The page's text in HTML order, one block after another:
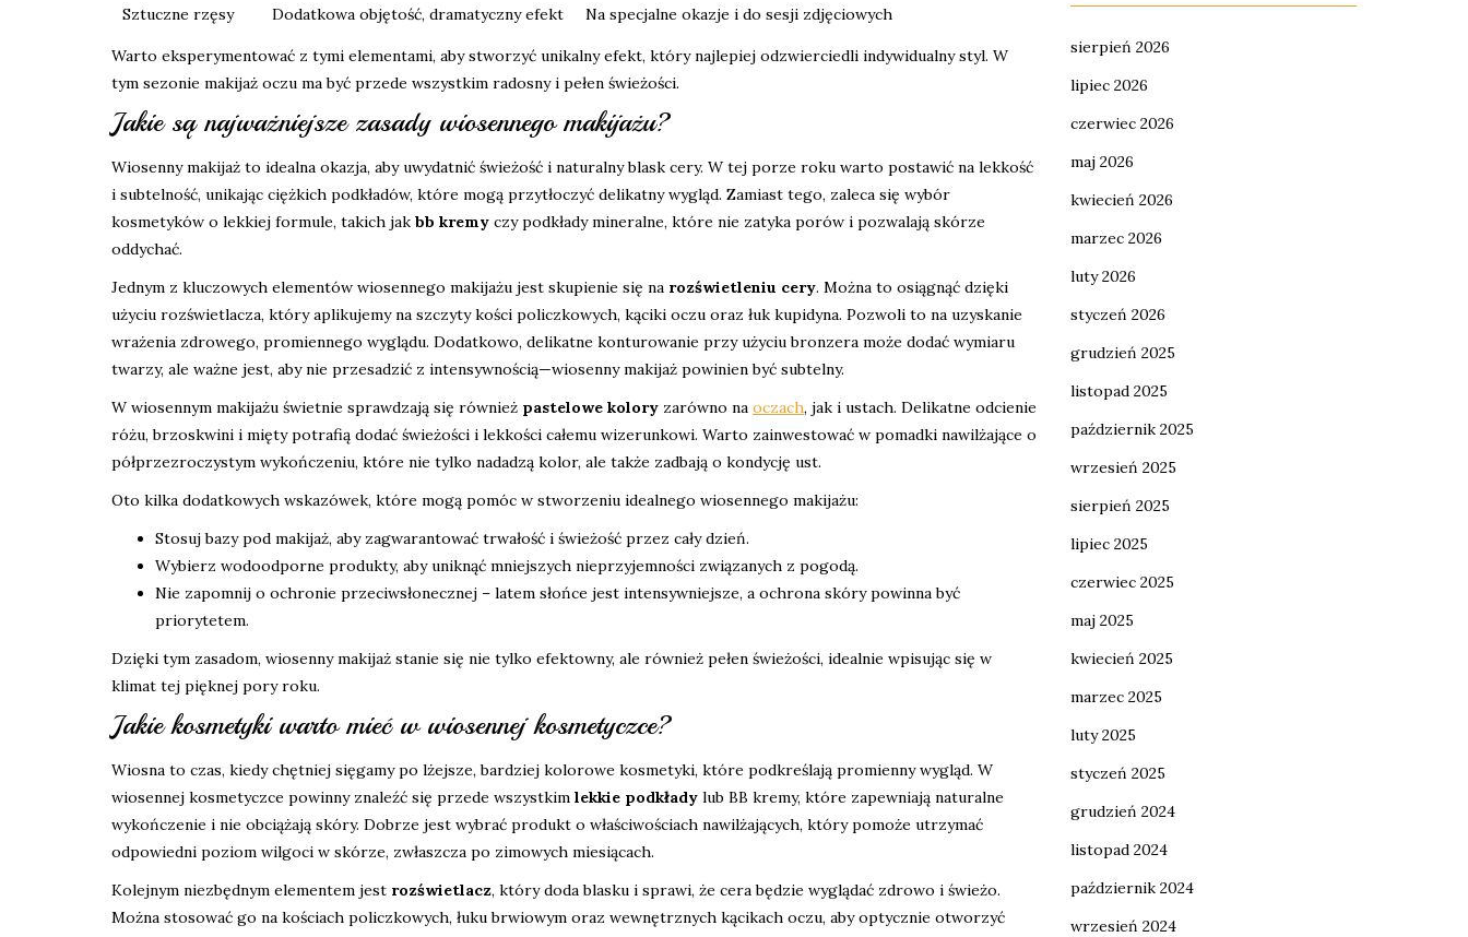
Sztuczne rzęsy
Dodatkowa objętość, dramatyczny efekt Na specjalne okazje i do sesji zdjęciowych
Warto eksperymentować z tymi elementami, aby stworzyć unikalny efekt, który najlepiej odzwierciedli indywidualny styl. W
tym sezonie makijaż oczu ma być przede wszystkim radosny i pełen świeżości.
Jakie są najważniejsze zasady wiosennego makijażu?
Wiosenny makijaż to idealna okazja, aby uwydatnić świeżość i naturalny blask cery. W tej porze roku warto postawić na lekkość
i subtelność, unikając ciężkich podkładów, które mogą przytłoczyć delikatny wygląd. Zamiast tego, zaleca się wybór
kosmetyków o lekkiej formule, takich jak bb kremy czy podkłady mineralne, które nie zatyka porów i pozwalają skórze
oddychać.
Jednym z kluczowych elementów wiosennego makijażu jest skupienie się na rozświetleniu cery. Można to osiągnąć dzięki
użyciu rozświetlacza, który aplikujemy na szczyty kości policzkowych, kąciki oczu oraz łuk kupidyna. Pozwoli to na uzyskanie
wrażenia zdrowego, promiennego wyglądu. Dodatkowo, delikatne konturowanie przy użyciu bronzera może dodać wymiaru
twarzy, ale ważne jest, aby nie przesadzić z intensywnością—wiosenny makijaż powinien być subtelny.
W wiosennym makijażu świetnie sprawdzają się również pastelowe kolory zarówno na oczach, jak i ustach. Delikatne odcienie
różu, brzoskwini i mięty potrafią dodać świeżości i lekkości całemu wizerunkowi. Warto zainwestować w pomadki nawilżające o
półprzezroczystym wykończeniu, które nie tylko nadadzą kolor, ale także zadbają o kondycję ust.
Oto kilka dodatkowych wskazówek, które mogą pomóc w stworzeniu idealnego wiosennego makijażu:
Stosuj bazy pod makijaż, aby zagwarantować trwałość i świeżość przez cały dzień.
Wybierz wodoodporne produkty, aby uniknąć mniejszych nieprzyjemności związanych z pogodą.
Nie zapomnij o ochronie przeciwsłonecznej – latem słońce jest intensywniejsze, a ochrona skóry powinna być
priorytetem.
Dzięki tym zasadom, wiosenny makijaż stanie się nie tylko efektowny, ale również pełen świeżości, idealnie wpisując się w
klimat tej pięknej pory roku.
Jakie kosmetyki warto mieć w wiosennej kosmetyczce?
Wiosna to czas, kiedy chętniej sięgamy po lżejsze, bardziej kolorowe kosmetyki, które podkreślają promienny wygląd. W
wiosennej kosmetyczce powinny znaleźć się przede wszystkim lekkie podkłady lub BB kremy, które zapewniają naturalne
wykończenie i nie obciążają skóry. Dobrze jest wybrać produkt o właściwościach nawilżających, który pomoże utrzymać
odpowiedni poziom wilgoci w skórze, zwłaszcza po zimowych miesiącach.
Kolejnym niezbędnym elementem jest rozświetlacz, który doda blasku i sprawi, że cera będzie wyglądać zdrowo i świeżo.
Można stosować go na kościach policzkowych, łuku brwiowym oraz wewnętrznych kącikach oczu, aby optycznie otworzyć
sierpień 2026
lipiec 2026
czerwiec 2026
maj 2026
kwiecień 2026
marzec 2026
luty 2026
styczeń 2026
grudzień 2025
listopad 2025
październik 2025
wrzesień 2025
sierpień 2025
lipiec 2025
czerwiec 2025
maj 2025
kwiecień 2025
marzec 2025
luty 2025
styczeń 2025
grudzień 2024
listopad 2024
październik 2024
wrzesień 2024